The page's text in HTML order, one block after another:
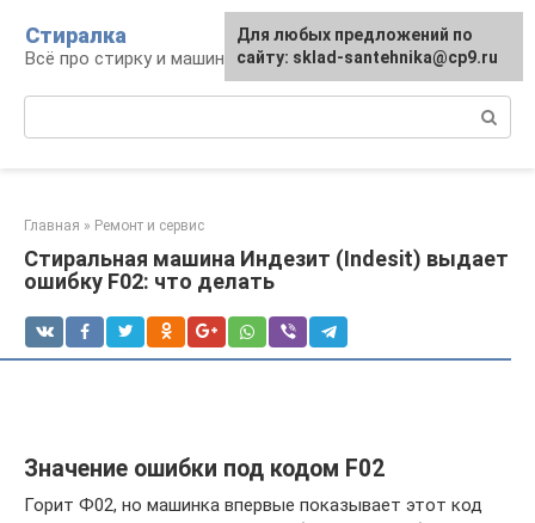
контенту
Стиралка
Всё про стирку и машинки
Главная » Ремонт и сервис
Стиральная машина Индезит (Indesit) выдает
ошибку F02: что делать
Значение ошибки под кодом F02
Горит Ф02, но машинка впервые показывает этот код
Для любых предложений по
сайту: sklad-santehnika@cp9.ru